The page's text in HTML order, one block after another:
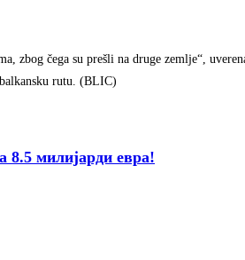
zbog čega su prešli na druge zemlje“,
rutu. (BLIC)
милијарди евра!